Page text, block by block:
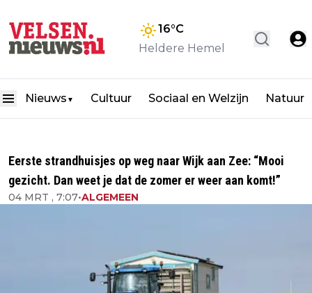
16°C
Heldere Hemel
Nieuws ▼ Cultuur Sociaal en Welzijn Natuur
Eerste strandhuisjes op weg naar Wijk aan Zee: “Mooi
gezicht. Dan weet je dat de zomer er weer aan komt!”
04 MRT , 7:07•ALGEMEEN